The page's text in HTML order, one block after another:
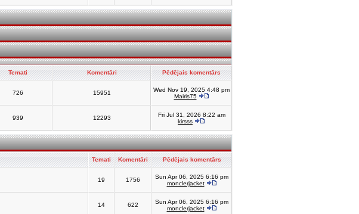
Temati Komentāri Pēdējais komentārs
726 15951
Wed Nov 19, 2025 4:48 pm
Mairis75
939 12293
Fri Jul 31, 2026 8:22 am
kirsss
Temati Komentāri Pēdējais komentārs
19 1756
Sun Apr 06, 2025 6:16 pm
monclerjacket
14 622
Sun Apr 06, 2025 6:16 pm
monclerjacket